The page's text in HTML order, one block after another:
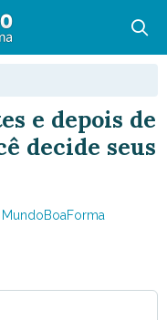
e depois de
decide seus